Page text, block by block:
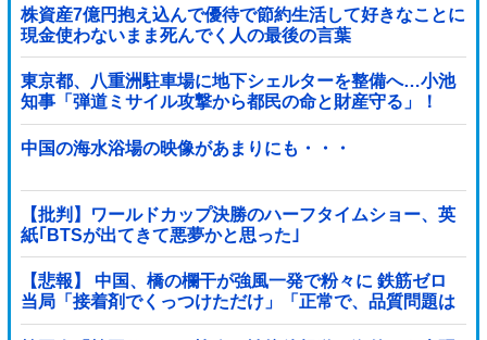
株資産7億円抱え込んで優待で節約生活して好きなことに
現金使わないまま死んでく人の最後の言葉
東京都、八重洲駐車場に地下シェルターを整備へ…小池
知事「弾道ミサイル攻撃から都民の命と財産守る」！
中国の海水浴場の映像があまりにも・・・
【批判】ワールドカップ決勝のハーフタイムショー、英
紙｢BTSが出てきて悪夢かと思った｣
【悲報】 中国、橋の欄干が強風一発で粉々に 鉄筋ゼロ
当局「接着剤でくっつけただけ」「正常で、品質問題は
ない」